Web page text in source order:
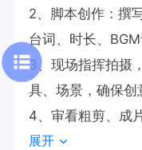
2、脚本创作：撰
台词、时长、
3、现场指挥拍摄
具、场景，确保创
4、审看粗剪、成
频质量与风格统一。
展开